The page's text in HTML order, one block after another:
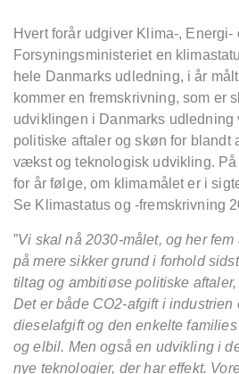
Hvert forår udgiver Klima-, Energi-
Forsyningsministeriet en
hele Danmarks udledning, i år
kommer en fremskrivning, som er
udviklingen i Danmarks udledning
politiske aftaler og skøn for blandt
vækst og teknologisk udvikling. På
for år følge, om klimamålet er i
Se Klimastatus og -fremskrivning
”Vi skal nå 2030-målet, og her
på mere sikker grund i forhold
tiltag og ambitiøse politiske
Det er både CO2-afgift i industrien
dieselafgift og den enkelte
og elbil. Men også en udvikling i
nye teknologier, der har effekt.